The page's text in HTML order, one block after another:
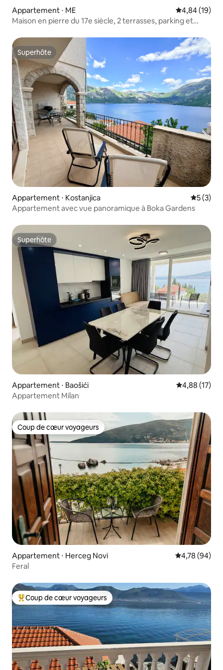
Appartement ⋅ ME Évaluation
4,84 (19)
Maison en pierre du 17e siècle, 2 terrasses, parking et
Superhôte
Superhôte
Appartement ⋅ Kostanjica
5 (3)
Appartement avec vue panoramique à Boka Gardens
Superhôte
Superhôte
Appartement ⋅ Baošići Évaluation
4,88 (17)
Appartement Milan
Coup de cœur voyageurs
Coup de cœur voyageurs
Appartement ⋅ Herceg Novi Évaluation
4,78 (94)
Feral
Coups de cœur voyageurs les plus appréciés
Coup de cœur voyageurs